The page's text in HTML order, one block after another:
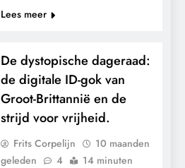
Lees meer
De dystopische dageraad:
de digitale ID-gok van
Groot-Brittannië en de
strijd voor vrijheid.
Frits Corpelijn
10 maanden
geleden
4 14 minuten